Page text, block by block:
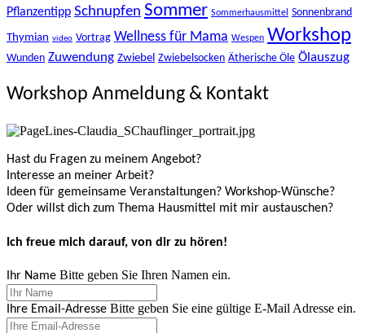
Pflanzentipp Schnupfen Sommer Sommerhausmittel Sonnenbrand
Thymian video Vortrag Wellness für Mama Wespen Workshop
Wunden Zuwendung Zwiebel Zwiebelsocken Ätherische Öle Ölauszug
Workshop Anmeldung & Kontakt
Hast du Fragen zu meinem Angebot?
Interesse an meiner Arbeit?
Ideen für gemeinsame Veranstaltungen? Workshop-Wünsche?
Oder willst dich zum Thema Hausmittel mit mir austauschen?
Ich freue mich darauf, von dir zu hören!
Ihr Name Bitte geben Sie Ihren Namen ein.
Ihre Email-Adresse Bitte geben Sie eine gültige E-Mail Adresse ein.